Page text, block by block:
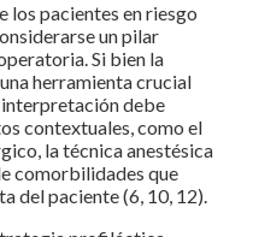
los pacientes en riesgo
un pilar
Si bien la
herramienta crucial
debe
contextuales, como el
la técnica anestésica
comorbilidades que
del paciente (6, 10, 12).